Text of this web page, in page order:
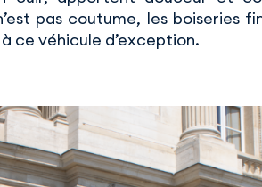
pas coutume, les boiseries
ce véhicule d’exception.